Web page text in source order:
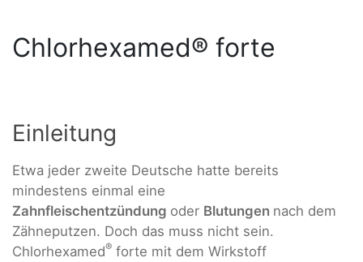
Chlorhexamed® forte
Einleitung
Etwa jeder zweite Deutsche hatte bereits
mindestens einmal eine
Zahnfleischentzündung oder Blutungen nach dem
Zähneputzen. Doch das muss nicht sein.
Chlorhexamed® forte mit dem Wirkstoff